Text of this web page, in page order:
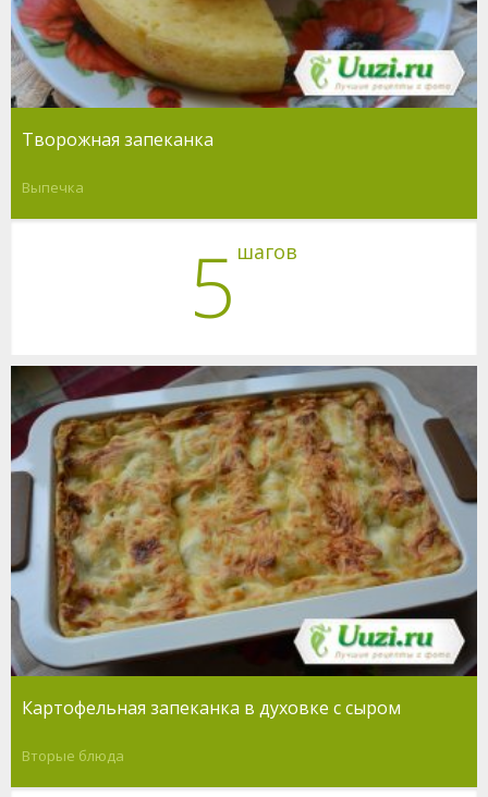
Творожная запеканка
Выпечка
5 шагов
Картофельная запеканка в духовке с сыром
Вторые блюда